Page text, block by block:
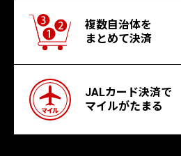
複数自治体を
まとめて決済
JALカード決済で
マイルがたまる